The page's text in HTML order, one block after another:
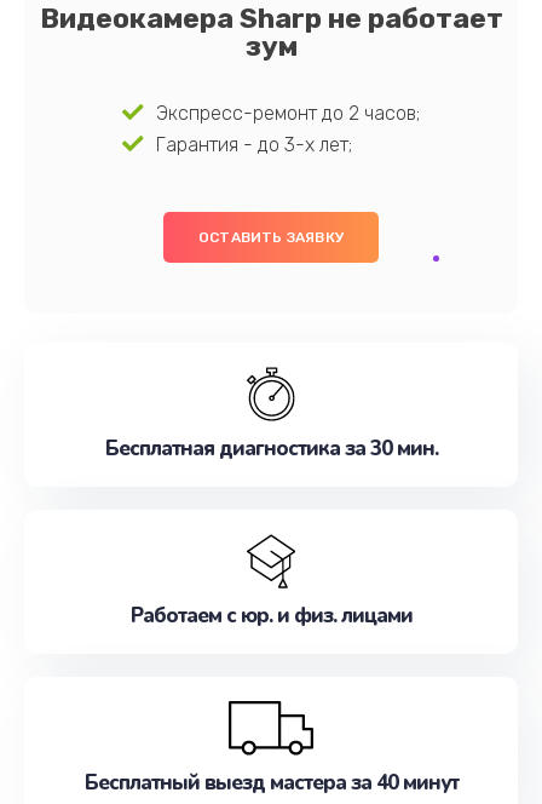
Видеокамера Sharp не работает
зум
Экспресс-ремонт до 2 часов;
Гарантия - до 3-х лет;
ОСТАВИТЬ ЗАЯВКУ
Бесплатная диагностика за 30 мин.
Работаем с юр. и физ. лицами
Бесплатный выезд мастера за 40 минут